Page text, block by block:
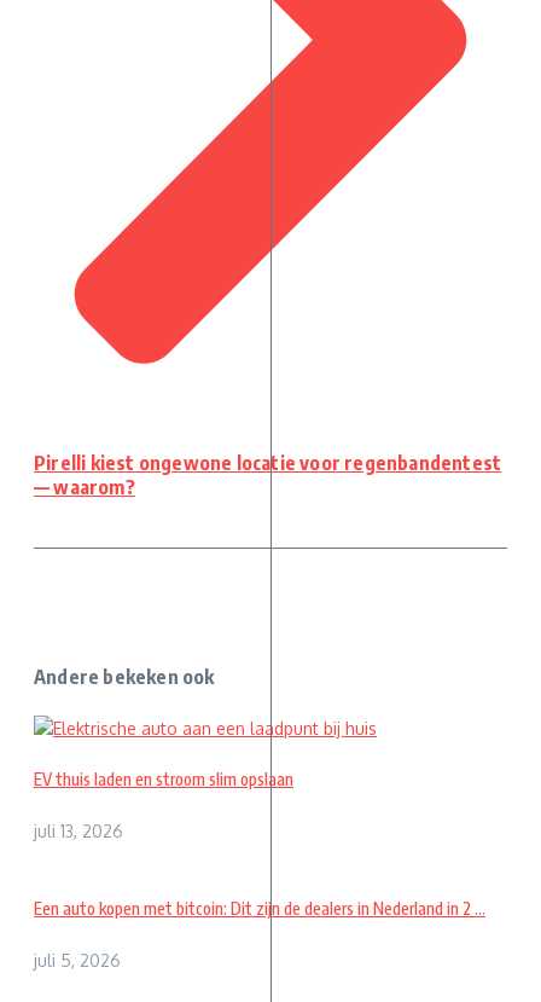
Pirelli kiest ongewone locatie voor regenbandentest
— waarom?
Andere bekeken ook
EV thuis laden en stroom slim opslaan
juli 13, 2026
Een auto kopen met bitcoin: Dit zijn de dealers in Nederland in 2 ...
juli 5, 2026